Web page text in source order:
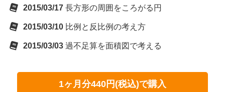
2015/03/17 長方形の周囲をころがる円
2015/03/10 比例と反比例の考え方
2015/03/03 過不足算を面積図で考える
1ヶ月分440円(税込)で購入